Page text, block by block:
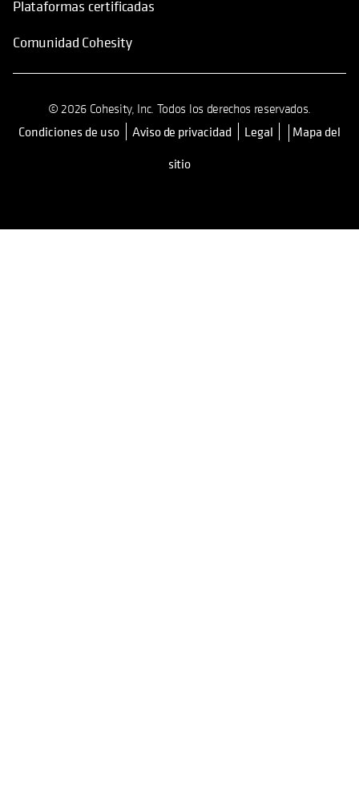
Plataformas certificadas
Comunidad Cohesity
© 2026 Cohesity, Inc. Todos los derechos reservados.
Condiciones de uso se abre en una pestaña nueva
Aviso de privacidad Legal
Mapa del
sitio